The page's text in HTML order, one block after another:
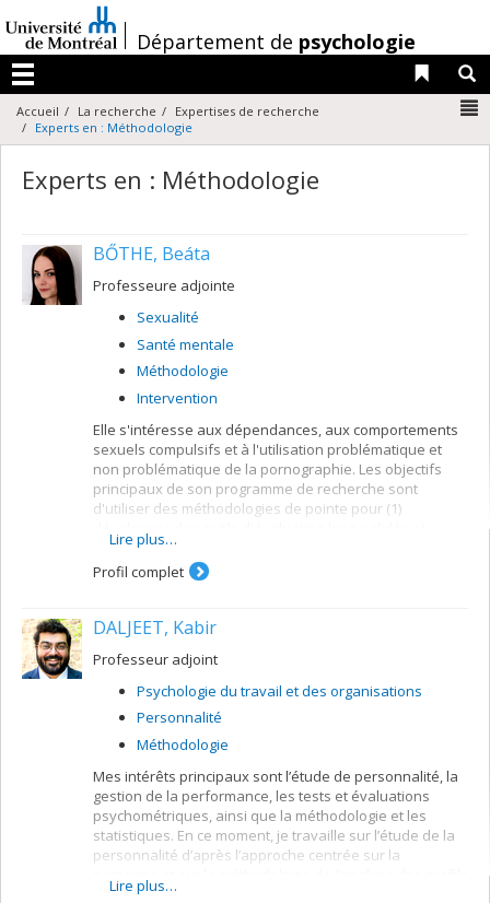
au
contenu
/Département de psychologie
Menu
Liens
Accueil La recherche
Expertises de recherche
Experts en : Méthodologie
Experts en : Méthodologie
BŐTHE, Beáta
Professeure adjointe
Sexualité
Santé mentale
Méthodologie
Intervention
Elle s'intéresse aux dépendances, aux comportements
sexuels compulsifs et à l'utilisation problématique et
non problématique de la pornographie. Les objectifs
principaux de son programme de recherche sont
d'utiliser des méthodologies de pointe pour (1)
fondés sur la théorie, (2) identifier qui peut développer
des comportements sexuels compulsifs et pourquoi, (3)
examiner le contexte (par exemple, les motivations)
et négatifs des comportements sexuels, et (4)
d'intervention précoce pour réduire les comportements
sexuels compulsifs.
Lire plus…
Profil complet
DALJEET, Kabir
Professeur adjoint
Psychologie du travail et des organisations
Personnalité
Méthodologie
Mes intérêts principaux sont l’étude de personnalité, la
gestion de la performance, les tests et évaluations
psychométriques, ainsi que la méthodologie et les
statistiques. En ce moment, je travaille sur l’étude de la
personnalité d’après l’approche centrée sur la
en psychologie du travail.
Lire plus…